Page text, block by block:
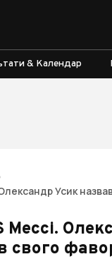
& Календар
Усик
Мессі.
свого